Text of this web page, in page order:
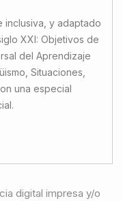
inclusiva, y adaptado
XXI: Objetivos de
del Aprendizaje
Situaciones,
una especial
digital impresa y/o